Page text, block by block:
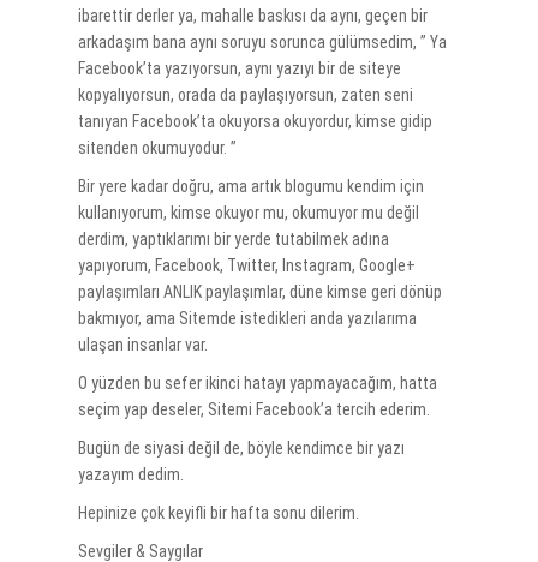
ibarettir derler ya, mahalle baskısı da aynı, geçen bir
arkadaşım bana aynı soruyu sorunca gülümsedim, ” Ya
Facebook’ta yazıyorsun, aynı yazıyı bir de siteye
kopyalıyorsun, orada da paylaşıyorsun, zaten seni
tanıyan Facebook’ta okuyorsa okuyordur, kimse gidip
sitenden okumuyodur. ”
Bir yere kadar doğru, ama artık blogumu kendim için
kullanıyorum, kimse okuyor mu, okumuyor mu değil
derdim, yaptıklarımı bir yerde tutabilmek adına
yapıyorum, Facebook, Twitter, Instagram, Google+
paylaşımları ANLIK paylaşımlar, düne kimse geri dönüp
bakmıyor, ama Sitemde istedikleri anda yazılarıma
ulaşan insanlar var.
O yüzden bu sefer ikinci hatayı yapmayacağım, hatta
seçim yap deseler, Sitemi Facebook’a tercih ederim.
Bugün de siyasi değil de, böyle kendimce bir yazı
yazayım dedim.
Hepinize çok keyifli bir hafta sonu dilerim.
Sevgiler & Saygılar